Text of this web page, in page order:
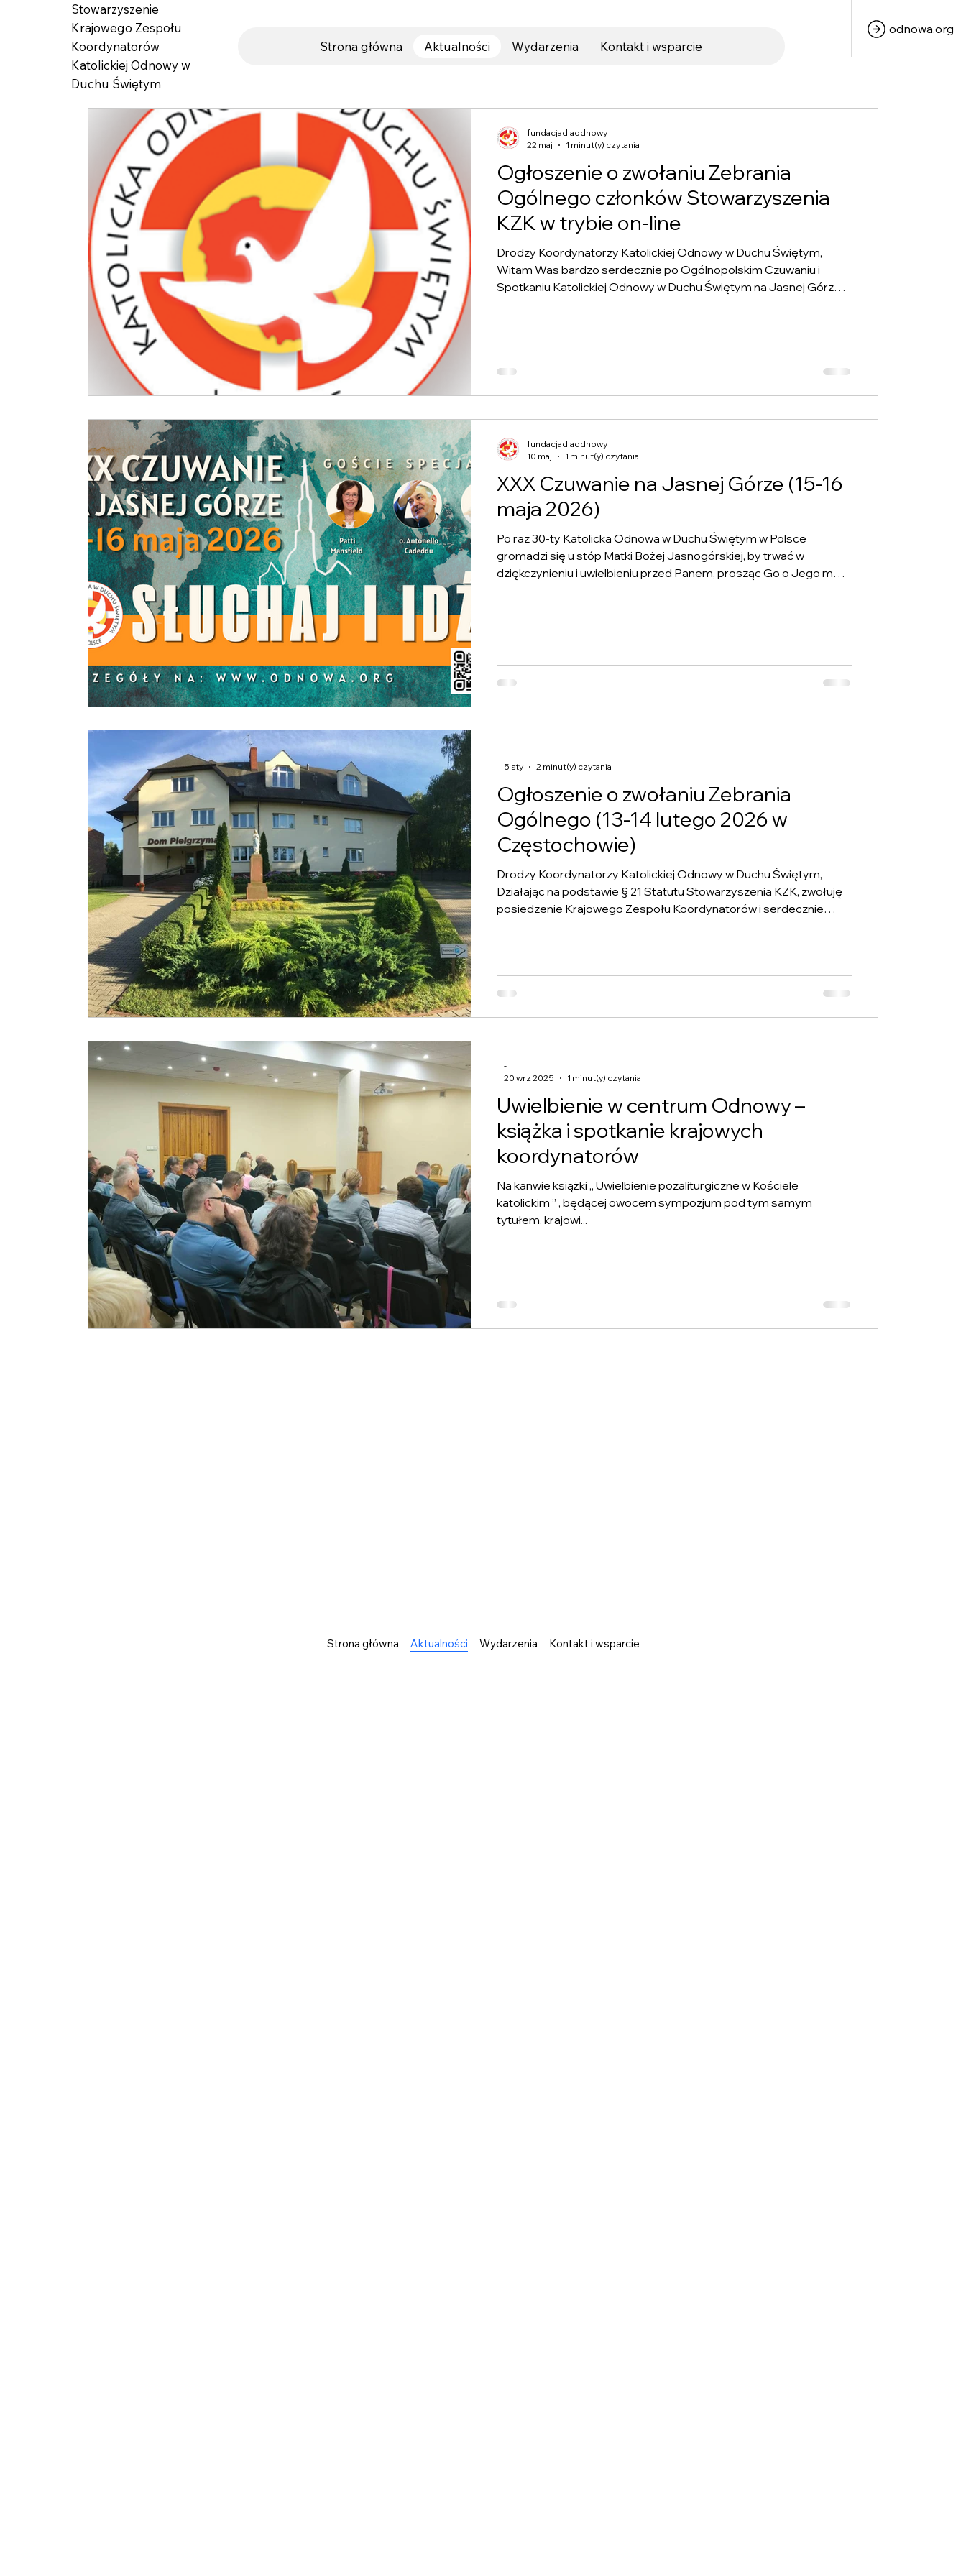
Stowarzyszenie
Krajowego Zespołu
Koordynatorów
Katolickiej Odnowy w
Duchu Świętym
Strona główna Aktualności Wydarzenia Kontakt i wsparcie
odnowa.org
Strona główna Aktualności Wydarzenia Kontakt i wsparcie
Ogłoszenie o zwołaniu Zebrania
Ogólnego członków Stowarzyszenia
KZK w trybie on-line
Drodzy Koordynatorzy Katolickiej Odnowy w Duchu Świętym,
Witam Was bardzo serdecznie po Ogólnopolskim Czuwaniu i
Spotkaniu Katolickiej Odnowy w Duchu Świętym na Jasnej Górze.
zrezygnował z pełnienia funkcji Przewodniczącego Rady
Stowarzyszenia Krajowego Zespołu Koordynatorów Katolickiej
fundacjadlaodnowy
22 maj
1 minut(y) czytania
XXX Czuwanie na Jasnej Górze (15-16
maja 2026)
Po raz 30-ty Katolicka Odnowa w Duchu Świętym w Polsce
gromadzi się u stóp Matki Bożej Jasnogórskiej, by trwać w
dziękczynieniu i uwielbieniu przed Panem, prosząc Go o Jego moc,
fundacjadlaodnowy
10 maj
1 minut(y) czytania
Ogłoszenie o zwołaniu Zebrania
Ogólnego (13-14 lutego 2026 w
Częstochowie)
Drodzy Koordynatorzy Katolickiej Odnowy w Duchu Świętym,
Działając na podstawie § 21 Statutu Stowarzyszenia KZK, zwołuję
posiedzenie Krajowego Zespołu Koordynatorów i serdecznie
Radomska 25, 42-221 Częstochowa Termin: 13-14 lutego 2026 r.
(piątek–sobota) PROGRAM SPOTKANIA Piątek, 13 lutego 18:00 –
-
5 sty
2 minut(y) czytania
Uwielbienie w centrum Odnowy –
książka i spotkanie krajowych
koordynatorów
Na kanwie książki „ Uwielbienie pozaliturgiczne w Kościele
katolickim ” , będącej owocem sympozjum pod tym samym
tytułem, krajowi...
-
20 wrz 2025
1 minut(y) czytania